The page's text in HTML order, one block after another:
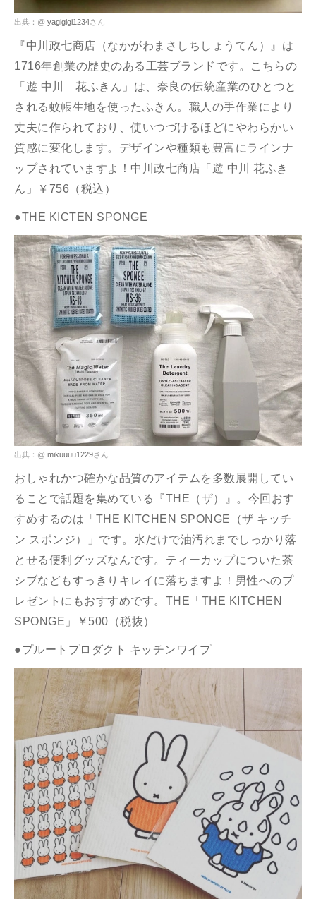
出典：@ yagigigi1234さん
『中川政七商店（なかがわまさしちしょうてん）』は
1716年創業の歴史のある工芸ブランドです。こちらの
「遊 中川 花ふきん」は、奈良の伝統産業のひとつと
される蚊帳生地を使ったふきん。職人の手作業により
丈夫に作られており、使いつづけるほどにやわらかい
質感に変化します。デザインや種類も豊富にラインナ
ップされていますよ！中川政七商店「遊 中川 花ふき
ん」￥756（税込）
●THE KICTEN SPONGE
出典：@ mikuuuu1229さん
おしゃれかつ確かな品質のアイテムを多数展開してい
ることで話題を集めている『THE（ザ）』。今回おす
すめするのは「THE KITCHEN SPONGE（ザ キッチ
ン スポンジ）」です。水だけで油汚れまでしっかり落
とせる便利グッズなんです。ティーカップについた茶
シブなどもすっきりキレイに落ちますよ！男性へのプ
レゼントにもおすすめです。THE「THE KITCHEN
SPONGE」￥500（税抜）
●プルートプロダクト キッチンワイプ